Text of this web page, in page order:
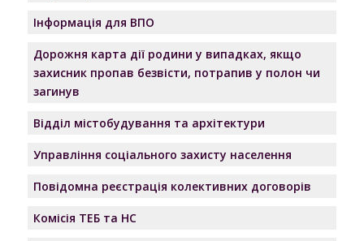
Інформація для ВПО
Дорожня карта дії родини у випадках, якщо
захисник пропав безвісти, потрапив у полон чи
загинув
Відділ містобудування та архітектури
Управління соціального захисту населення
Повідомна реєстрація колективних договорів
Комісія ТЕБ та НС